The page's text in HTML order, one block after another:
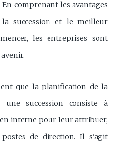
comprenant les avantages
succession et le meilleur
les entreprises sont
que la planification de la
une succession consiste à
interne pour leur attribuer,
de direction. Il s'agit